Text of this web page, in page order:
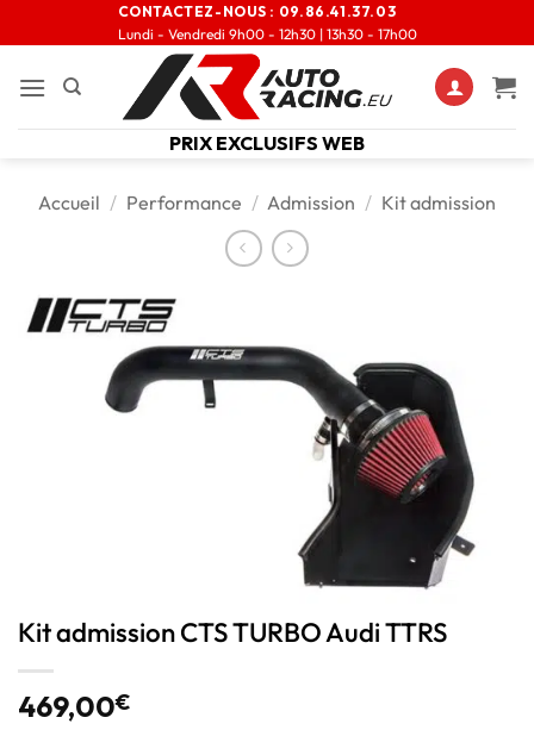
CONTACTEZ-NOUS : 09.86.41.37.03
Lundi - Vendredi 9h00 - 12h30 | 13h30 - 17h00
PRIX EXCLUSIFS WEB
Accueil / Performance / Admission / Kit admission
Kit admission CTS TURBO Audi TTRS
469,00€